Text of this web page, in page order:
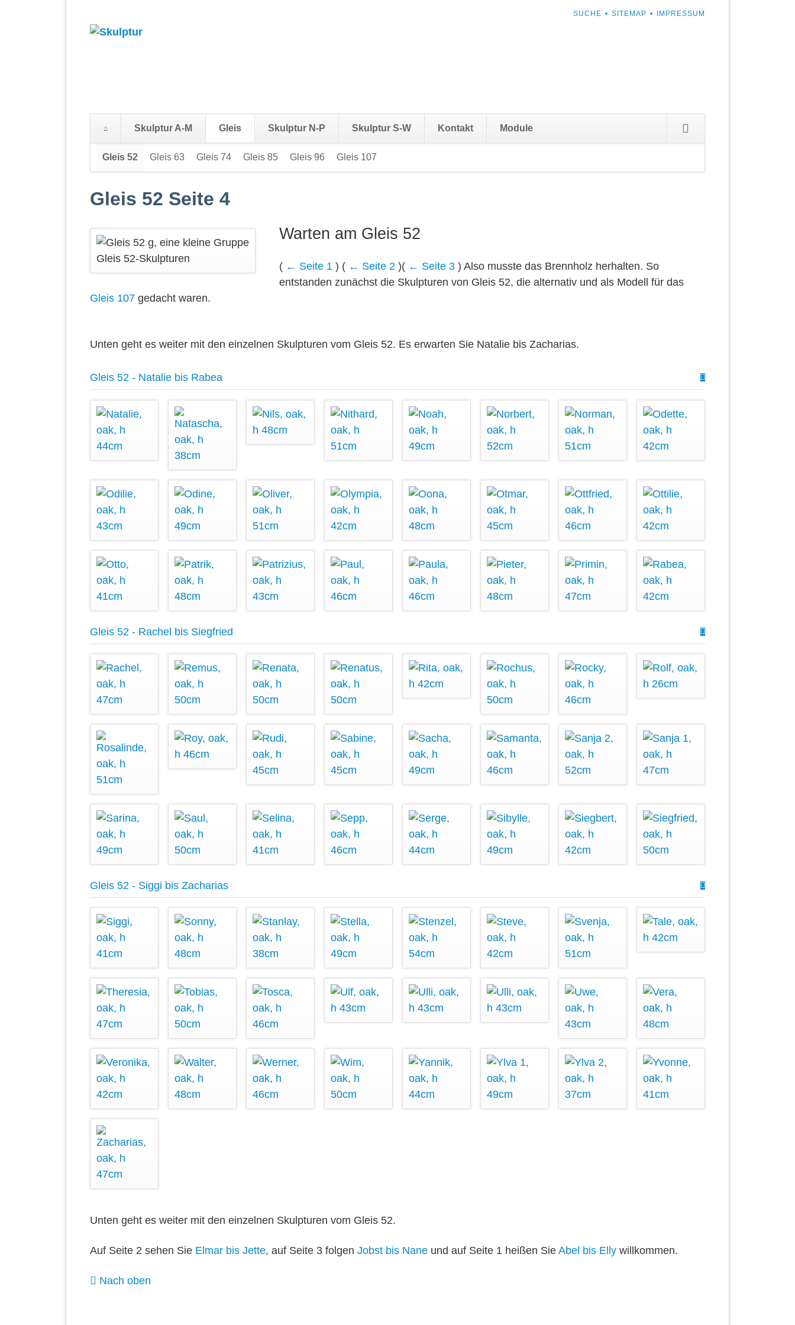
NAVIGATION
SUCHE SITEMAP IMPRESSUM
überspringen
Skulptur A-M Gleis Skulptur N-P Skulptur S-W Kontakt Module
überspringen
Gleis 52 Gleis 63 Gleis 74 Gleis 85 Gleis 96 Gleis 107
Gleis 52 Seite 4
Warten am Gleis 52
( ← Seite 1 ) ( ← Seite 2 )( ← Seite 3) Also musste das Brennholz herhalten. So
entstanden zunächst die Skulpturen von Gleis 52, die alternativ und als Modell für das
Gleis 107 gedacht waren.
Unten geht es weiter mit den einzelnen Skulpturen vom Gleis 52. Es erwarten Sie Natalie bis Zacharias.
Gleis 52 - Natalie bis Rabea
Gleis 52 - Rachel bis Siegfried
Gleis 52 - Siggi bis Zacharias
Unten geht es weiter mit den einzelnen Skulpturen vom Gleis 52.
Auf Seite 2 sehen Sie Elmar bis Jette, auf Seite 3 folgen Jobst bis Nane und auf Seite 1 heißen Sie Abel bis Elly willkommen.
Nach oben